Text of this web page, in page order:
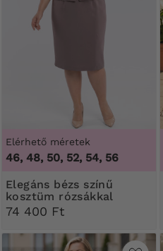
Elérhető méretek
46, 48, 50, 52, 54, 56
Elegáns bézs színű
kosztüm rózsákkal
74 400 Ft